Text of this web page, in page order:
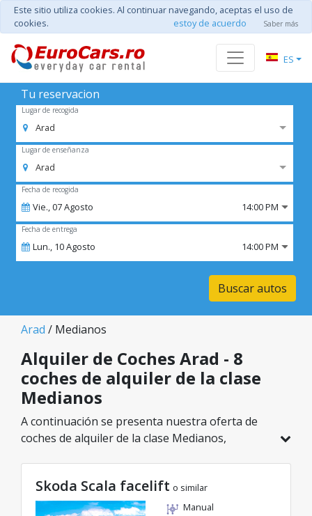
Este sitio utiliza cookies. Al continuar navegando, aceptas el uso de
cookies.
estoy de acuerdo Saber más
ES
Tu reservacion
Lugar de recogida
Arad
Lugar de enseñanza
Arad
Fecha de recogida
Vie.,07Agosto 14:00 PM
Fecha de entrega
Lun., 10Agosto 14:00 PM
Buscar autos
Arad / Medianos
Alquiler de Coches Arad - 8
coches de alquiler de la clase
Medianos
A continuación se presenta nuestra oferta de
coches de alquiler de la clase Medianos,
la categoría seleccionada, con tarifas excelentes
desde solo 46€/día.
Skoda Scala facelift o similar
Manual